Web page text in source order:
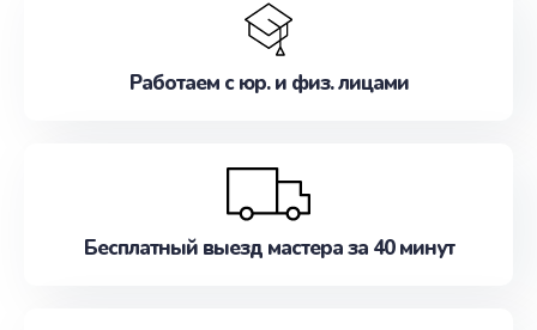
Работаем с юр. и физ. лицами
Бесплатный выезд мастера за 40 минут